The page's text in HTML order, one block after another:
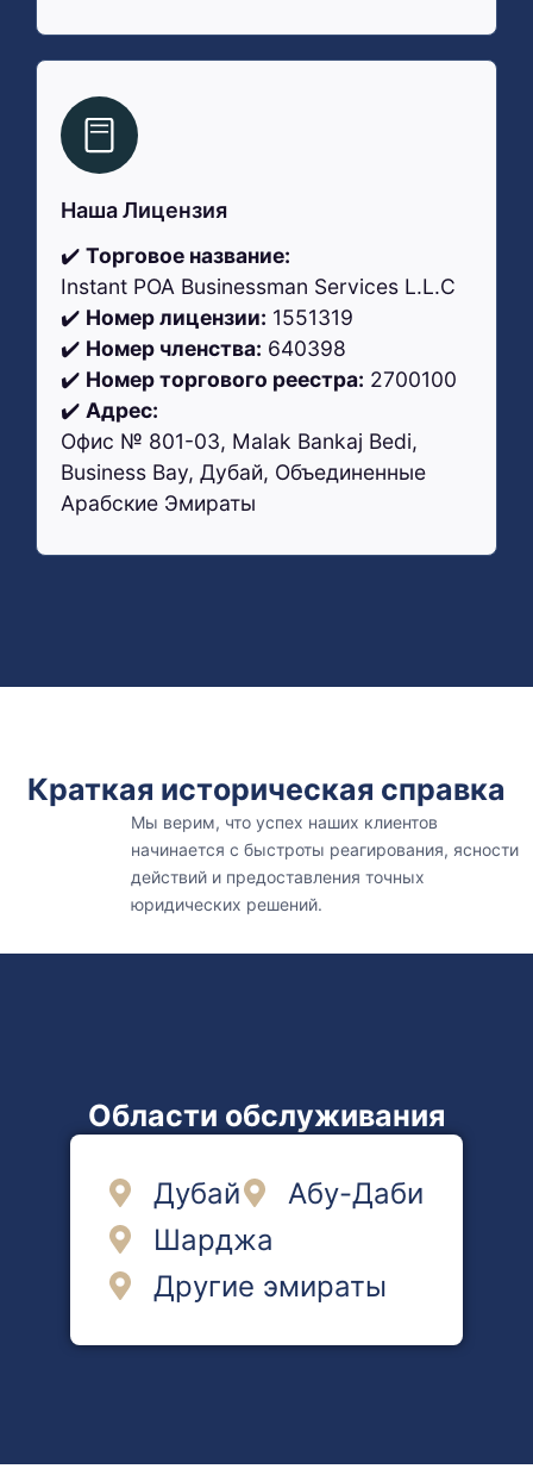
Наша Лицензия
✔️ Торговое название:
Instant POA Businessman Services L.L.C
✔️ Номер лицензии: 1551319
✔️ Номер членства: 640398
✔️ Номер торгового реестра: 2700100
✔️ Адрес:
Офис № 801-03, Malak Bankaj Bedi,
Business Bay, Дубай, Объединенные
Арабские Эмираты
Краткая историческая справка
Мы верим, что успех наших клиентов
начинается с быстроты реагирования, ясности
действий и предоставления точных
юридических решений.
Области обслуживания
Дубай
Абу-Даби
Шарджа
Другие эмираты